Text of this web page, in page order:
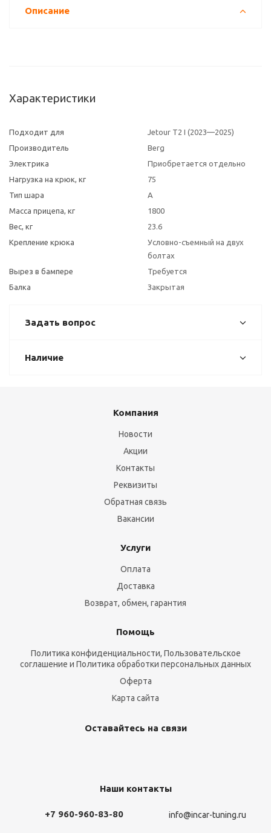
Описание
Характеристики
Подходит для
Jetour T2 I (2023—2025)
Производитель
Berg
Электрика
Приобретается отдельно
Нагрузка на крюк, кг
75
Тип шара
A
Масса прицепа, кг
1800
Вес, кг
23.6
Крепление крюка
Условно-съемный на двух
болтах
Вырез в бампере
Требуется
Балка
Закрытая
Задать вопрос
Наличие
Компания
Новости
Акции
Контакты
Реквизиты
Обратная связь
Вакансии
Услуги
Оплата
Доставка
Возврат, обмен, гарантия
Помощь
Политика конфиденциальности, Пользовательское
соглашение и Политика обработки персональных данных
Оферта
Карта сайта
Оставайтесь на связи
Наши контакты
+7 960-960-83-80 info@incar-tuning.ru